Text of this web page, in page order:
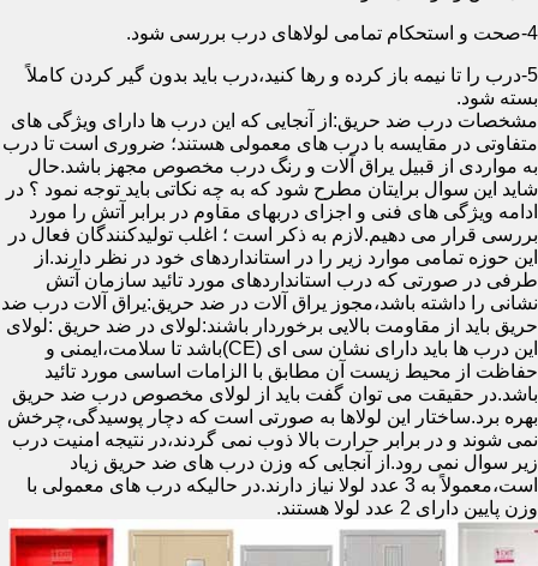
4-صحت و استحکام تمامی لولاهای درب بررسی شود.
5-درب را تا نیمه باز کرده و رها کنید،درب باید بدون گیر کردن کاملاً
بسته شود.
مشخصات درب ضد حریق:از آنجایی که این درب ها دارای ویژگی های
متفاوتی در مقایسه با درب های معمولی هستند؛ ضروری است تا درب
به مواردی از قبیل یراق آلات و رنگ درب مخصوص مجهز باشد.حال
شاید این سوال برایتان مطرح شود که به چه نکاتی باید توجه نمود ؟ در
ادامه ویژگی های فنی و اجزای دربهای مقاوم در برابر آتش را مورد
بررسی قرار می دهیم.لازم به ذکر است ؛ اغلب تولیدکنندگان فعال در
این حوزه تمامی موارد زیر را در استانداردهای خود در نظر دارند.از
طرفی در صورتی که درب استانداردهای مورد تائید سازمان آتش
نشانی را داشته باشد،مجوز یراق آلات در ضد حریق:یراق آلات درب ضد
حریق باید از مقاومت بالایی برخوردار باشند:لولای در ضد حریق :لولای
این درب ها باید دارای نشان سی ای (CE)باشد تا سلامت،ایمنی و
حفاظت از محیط زیست آن مطابق با الزامات اساسی مورد تائید
باشد.در حقیقت می توان گفت باید از لولای مخصوص درب ضد حریق
بهره برد.ساختار این لولاها به صورتی است که دچار پوسیدگی،چرخش
نمی شوند و در برابر حرارت بالا ذوب نمی گردند،در نتیجه امنیت درب
زیر سوال نمی رود.از آنجایی که وزن درب های ضد حریق زیاد
است،معمولاً به 3 عدد لولا نیاز دارند.در حالیکه درب های معمولی با
وزن پایین دارای 2 عدد لولا هستند.